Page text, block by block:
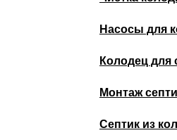
Насосы для
Колодец для
Монтаж
Септик из